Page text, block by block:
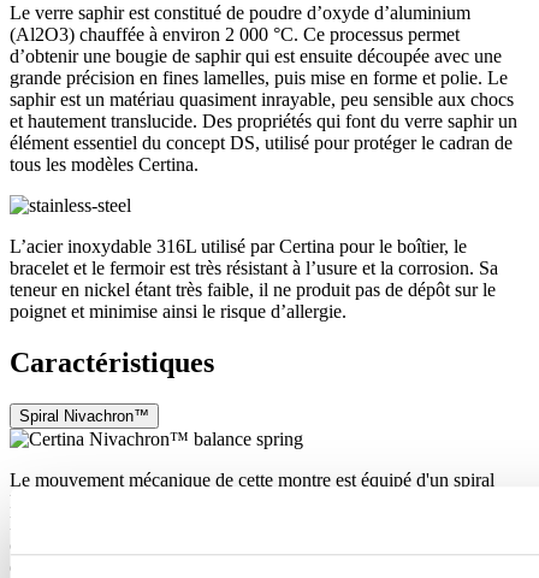
Le verre saphir est constitué de poudre d’oxyde d’aluminium
(Al2O3) chauffée à environ 2 000 °C. Ce processus permet
d’obtenir une bougie de saphir qui est ensuite découpée avec une
grande précision en fines lamelles, puis mise en forme et polie. Le
saphir est un matériau quasiment inrayable, peu sensible aux chocs
et hautement translucide. Des propriétés qui font du verre saphir un
élément essentiel du concept DS, utilisé pour protéger le cadran de
tous les modèles Certina.
L’acier inoxydable 316L utilisé par Certina pour le boîtier, le
bracelet et le fermoir est très résistant à l’usure et la corrosion. Sa
teneur en nickel étant très faible, il ne produit pas de dépôt sur le
poignet et minimise ainsi le risque d’allergie.
Caractéristiques
Spiral Nivachron™
Le mouvement mécanique de cette montre est équipé d'un spiral
Nivachron™. Ce matériau innovant a été développé pour accroître
la résistance aux champs magnétiques. Ce composant important
contribue durablement à la fiabilité, à la robustesse et à la précision
du garde-temps.